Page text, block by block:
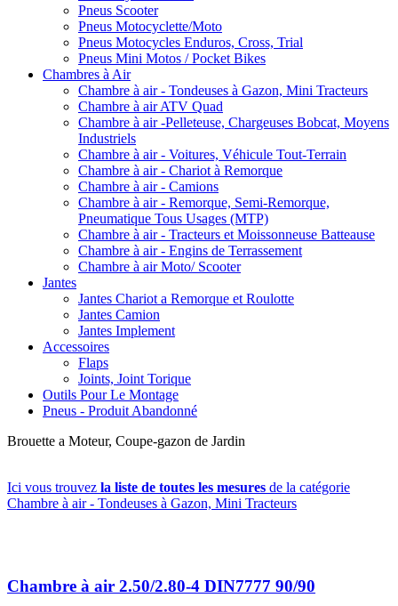
Pneus Scooter
Pneus Motocyclette/Moto
Pneus Motocycles Enduros, Cross, Trial
Pneus Mini Motos / Pocket Bikes
Chambres à Air
Chambre à air - Tondeuses à Gazon, Mini Tracteurs
Chambre à air ATV Quad
Chambre à air -Pelleteuse, Chargeuses Bobcat, Moyens
Industriels
Chambre à air - Voitures, Véhicule Tout-Terrain
Chambre à air - Chariot à Remorque
Chambre à air - Camions
Chambre à air - Remorque, Semi-Remorque,
Pneumatique Tous Usages (MTP)
Chambre à air - Tracteurs et Moissonneuse Batteause
Chambre à air - Engins de Terrassement
Chambre à air Moto/ Scooter
Jantes
Jantes Chariot a Remorque et Roulotte
Jantes Camion
Jantes Implement
Accessoires
Flaps
Joints, Joint Torique
Outils Pour Le Montage
Pneus - Produit Abandonné
Brouette a Moteur, Coupe-gazon de Jardin
Ici vous trouvez la liste de toutes les mesures de la catégorie
Chambre à air - Tondeuses à Gazon, Mini Tracteurs
Chambre à air 2.50/2.80-4 DIN7777 90/90